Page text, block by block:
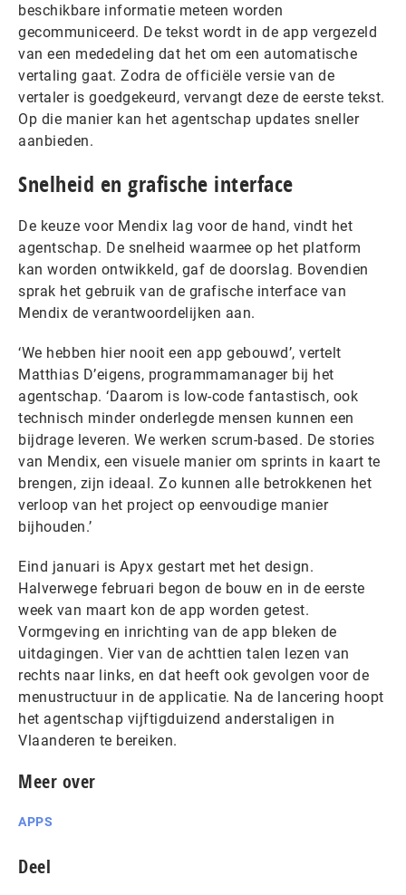
beschikbare informatie meteen worden
gecommuniceerd. De tekst wordt in de app vergezeld
van een mededeling dat het om een automatische
vertaling gaat. Zodra de officiële versie van de
vertaler is goedgekeurd, vervangt deze de eerste tekst.
Op die manier kan het agentschap updates sneller
aanbieden.
Snelheid en grafische interface
De keuze voor Mendix lag voor de hand, vindt het
agentschap. De snelheid waarmee op het platform
kan worden ontwikkeld, gaf de doorslag. Bovendien
sprak het gebruik van de grafische interface van
Mendix de verantwoordelijken aan.
‘We hebben hier nooit een app gebouwd’, vertelt
Matthias D’eigens, programmamanager bij het
agentschap. ‘Daarom is low-code fantastisch, ook
technisch minder onderlegde mensen kunnen een
bijdrage leveren. We werken scrum-based. De stories
van Mendix, een visuele manier om sprints in kaart te
brengen, zijn ideaal. Zo kunnen alle betrokkenen het
verloop van het project op eenvoudige manier
bijhouden.’
Eind januari is Apyx gestart met het design.
Halverwege februari begon de bouw en in de eerste
week van maart kon de app worden getest.
Vormgeving en inrichting van de app bleken de
uitdagingen. Vier van de achttien talen lezen van
rechts naar links, en dat heeft ook gevolgen voor de
menustructuur in de applicatie. Na de lancering hoopt
het agentschap vijftigduizend anderstaligen in
Vlaanderen te bereiken.
Meer over
APPS
Deel